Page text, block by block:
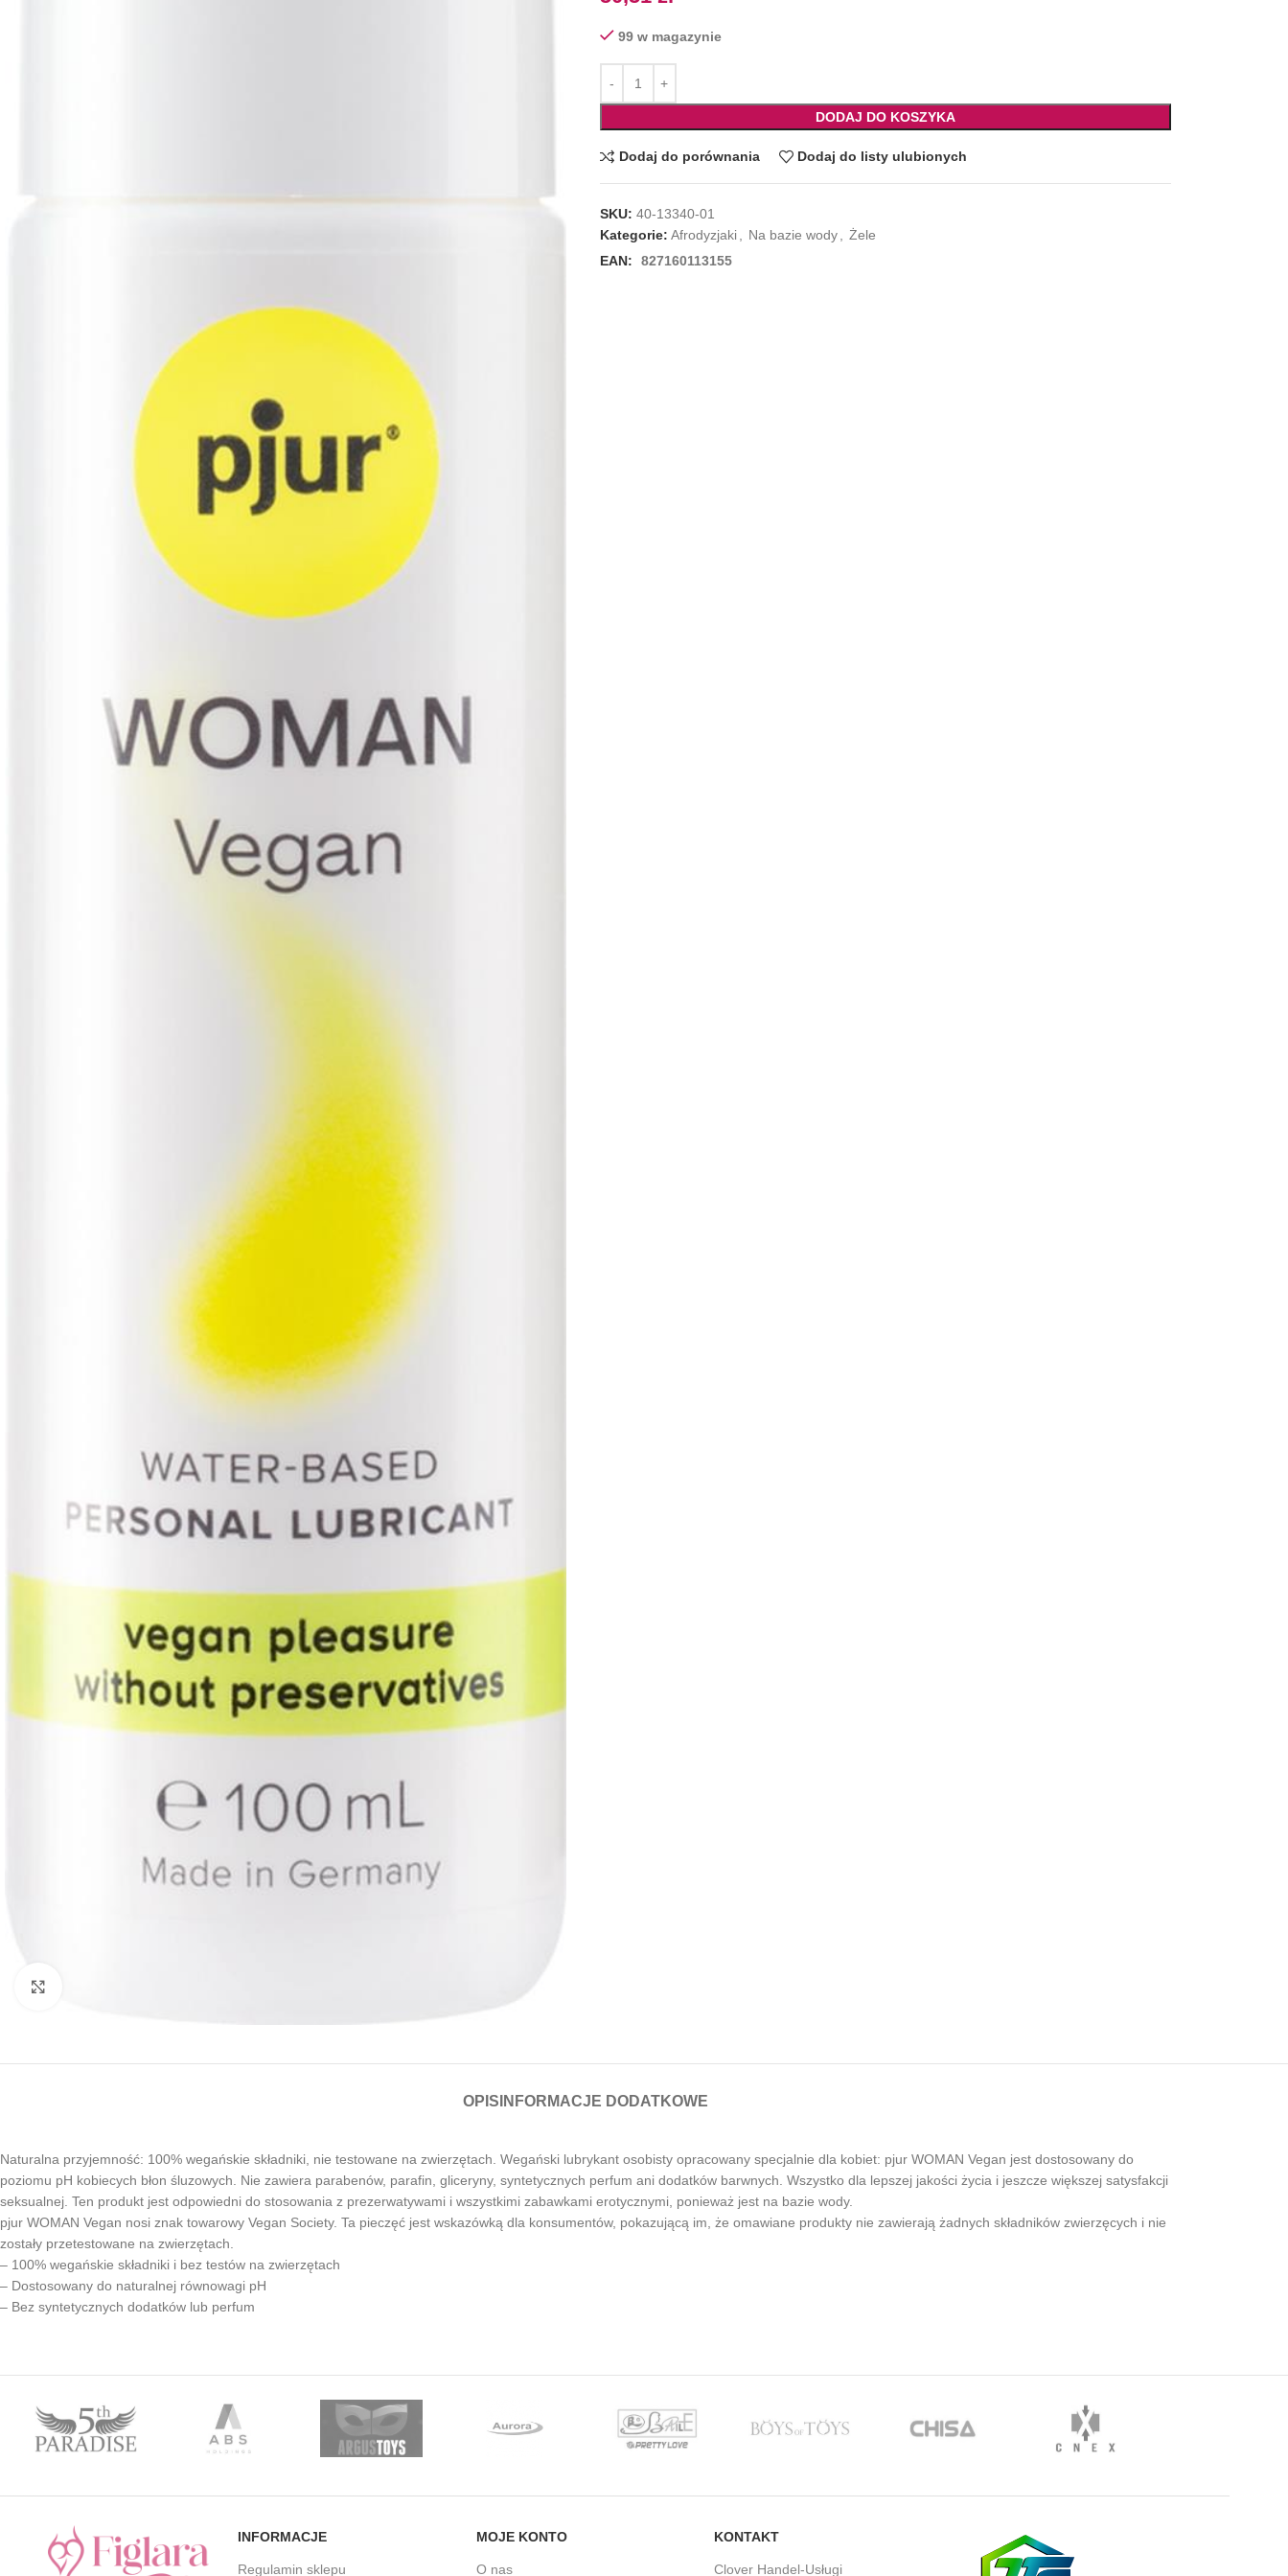
99 w magazynie
DODAJ DO KOSZYKA
Dodaj do porównania Dodaj do listy ulubionych
SKU: 40-13340-01
Kategorie: Afrodyzjaki Na bazie wody
Żele
EAN:
827160113155
OPIS INFORMACJE DODATKOWE
Naturalna przyjemność: 100% wegańskie składniki, nie testowane na zwierzętach. Wegański lubrykant osobisty opracowany specjalnie dla kobiet: pjur WOMAN Vegan jest dostosowany do
poziomu pH kobiecych błon śluzowych. Nie zawiera parabenów, parafin, gliceryny, syntetycznych perfum ani dodatków barwnych. Wszystko dla lepszej jakości życia i jeszcze większej satysfakcji
seksualnej. Ten produkt jest odpowiedni do stosowania z prezerwatywami i wszystkimi zabawkami erotycznymi, ponieważ jest na bazie wody.
pjur WOMAN Vegan nosi znak towarowy Vegan Society. Ta pieczęć jest wskazówką dla konsumentów, pokazującą im, że omawiane produkty nie zawierają żadnych składników zwierzęcych i nie
zostały przetestowane na zwierzętach.
– 100% wegańskie składniki i bez testów na zwierzętach
– Dostosowany do naturalnej równowagi pH
– Bez syntetycznych dodatków lub perfum
INFORMACJE
Regulamin sklepu
MOJE KONTO
O nas
KONTAKT
Clover Handel-Usługi